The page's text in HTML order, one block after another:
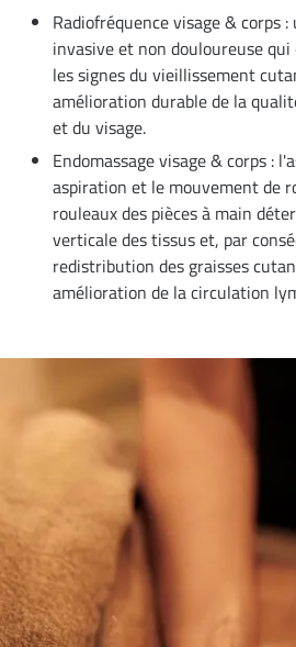
Radiofréquence visage & corps
invasive et non douloureuse
les signes du vieillissement
amélioration durable de la
et du visage.
Endomassage visage & corps :
aspiration et le mouvement de
rouleaux des pièces à main
verticale des tissus et, par
redistribution des graisses
amélioration de la circulation